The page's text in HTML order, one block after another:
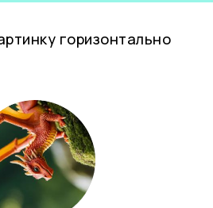
горизонтально